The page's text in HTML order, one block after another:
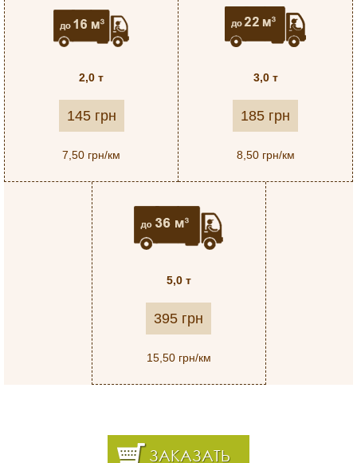
2,0 т
145 грн
7,50 грн/км
3,0 т
185 грн
8,50 грн/км
5,0 т
395 грн
15,50 грн/км
ЗАКАЗАТЬ